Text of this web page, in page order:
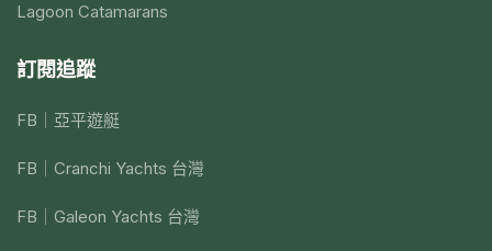
Lagoon Catamarans
訂閱追蹤
FB｜亞平遊艇
FB｜Cranchi Yachts 台灣
FB｜Galeon Yachts 台灣